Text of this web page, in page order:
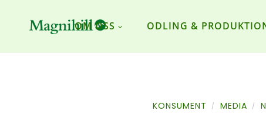
OM OSS ODLING &
KONSUMENT / MEDIA /